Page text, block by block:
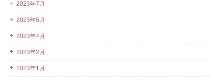
2023年7月
2023年5月
2023年4月
2023年2月
2023年1月